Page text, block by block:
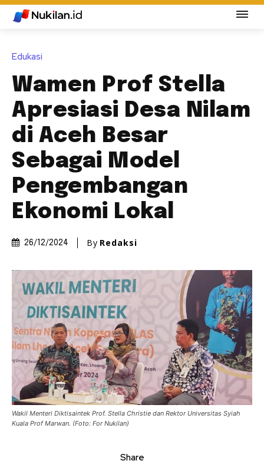
Edukasi
Wamen Prof Stella
Apresiasi Desa Nilam
di Aceh Besar
Sebagai Model
Pengembangan
Ekonomi Lokal
26/12/2024 By Redaksi
Wakil Menteri Diktisaintek Prof. Stella Christie dan Rektor Universitas Syiah
Kuala Prof Marwan. (Foto: For Nukilan)
Share